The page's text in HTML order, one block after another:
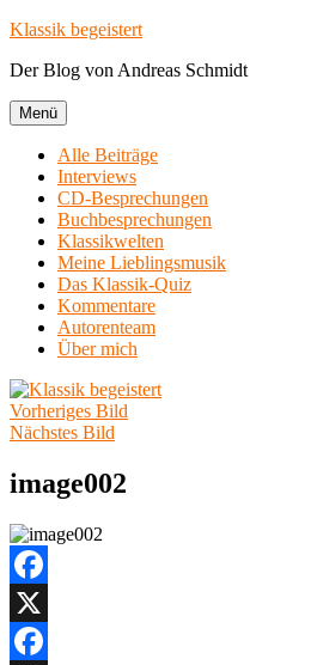
Zum
springen
Klassik begeistert
Der Blog von Andreas Schmidt
Menü
Alle Beiträge
Interviews
CD-Besprechungen
Buchbesprechungen
Klassikwelten
Meine Lieblingsmusik
Das Klassik-Quiz
Kommentare
Autorenteam
Über mich
Vorheriges Bild
Nächstes Bild
image002
Facebook
X